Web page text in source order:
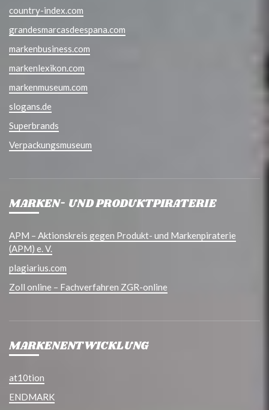
country-index.com
grandesmarcasdeespana.com
markenbusiness.com
markenlexikon.com
markenmuseum.com
slogans.de
Superbrands
Verpackungsmuseum
MARKEN- UND PRODUKTPIRATERIE
APM – Aktionskreis gegen Produkt- und Markenpiraterie
(APM) e. V.
plagiarius.com
Zoll online – Fachverfahren ZGR-online
MARKENENTWICKLUNG
at10tion
ENDMARK